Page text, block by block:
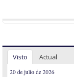
Visto Actual
20 de julio de 2026